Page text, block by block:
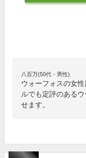
八百万(50代・男性)
ウォーフォスの女
ルでも定評のある
せます。